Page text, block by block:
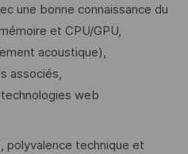
une bonne connaissance du
et CPU/GPU,
acoustique),
associés,
web
polyvalence technique et